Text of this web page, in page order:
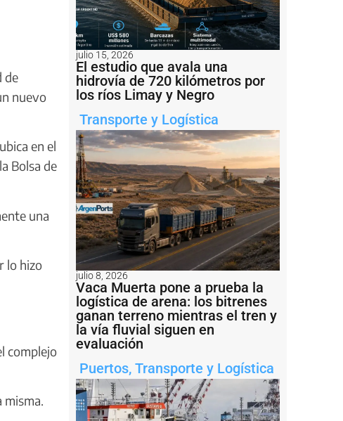
de
nuevo
en el
Bolsa de
una
lo hizo
complejo
misma.
julio 15, 2026
El estudio que avala una
hidrovía de 720 kilómetros por
los ríos Limay y Negro
Transporte y Logística
julio 8, 2026
Vaca Muerta pone a prueba la
logística de arena: los bitrenes
ganan terreno mientras el tren y
la vía fluvial siguen en
evaluación
Puertos, Transporte y Logística